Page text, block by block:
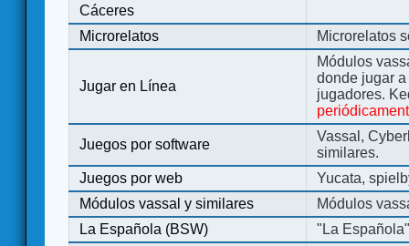
Cáceres
Microrelatos
Microrelatos
Jugar en Línea
Módulos
donde jugar
jugadores.
Juegos por software
Vassal,
similares.
Juegos por web
Yucata,
Módulos vassal y similares
Módulos
La Española (BSW)
"La